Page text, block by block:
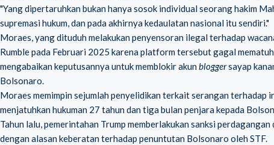
"Yang dipertaruhkan bukan hanya sosok individual seorang hakim
supremasi hukum, dan pada akhirnya kedaulatan nasional itu sendiri."
Moraes, yang dituduh melakukan penyensoran ilegal terhadap
Rumble pada Februari 2025 karena platform tersebut gagal
mengabaikan keputusannya untuk memblokir akunbloggersayap
Bolsonaro.
Moraes memimpin sejumlah penyelidikan terkait serangan
menjatuhkan hukuman 27 tahun dan tiga bulan penjara kepada
Tahun lalu, pemerintahan Trump memberlakukan sanksi
dengan alasan keberatan terhadap penuntutan Bolsonaro oleh STF.